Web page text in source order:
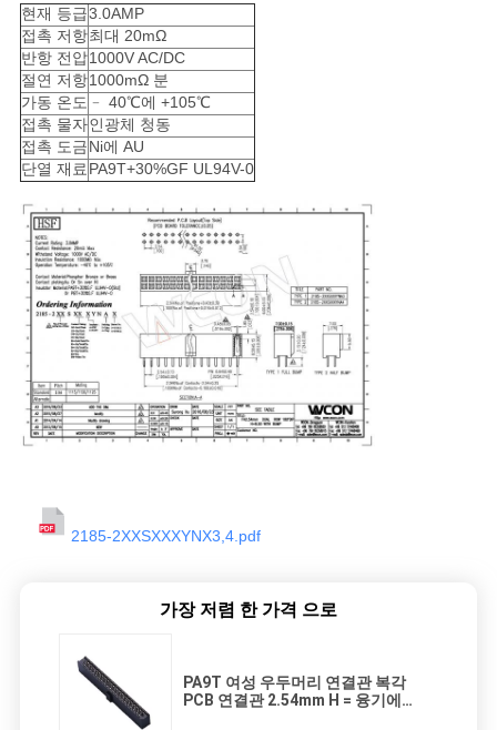
PRIVACY
POLICY
현재 등급3.0AMP
접촉 저항최대 20mΩ
반항 전압1000V AC/DC
절연 저항1000mΩ 분
가동 온도 ﹣ 40℃에 +105℃
접촉 물자인광체 청동
접촉 도금Ni에 AU
단열 재료PA9T+30%GF UL94V-0
2185-2XXSXXXYNX3,4.pdf
가장 저렴 한 가격 으로
PA9T 여성 우두머리 연결관 복각
PCB 연결관 2.54mm H = 융기에